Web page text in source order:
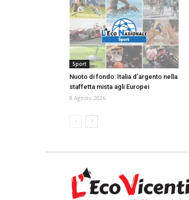
Sport
Nuoto di fondo: Italia d’argento nella
staffetta mista agli Europei
8 Agosto 2026